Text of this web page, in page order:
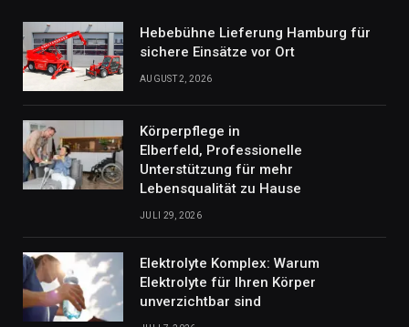
Hebebühne Lieferung Hamburg für
sichere Einsätze vor Ort
AUGUST 2, 2026
Körperpflege in
Elberfeld, Professionelle
Unterstützung für mehr
Lebensqualität zu Hause
JULI 29, 2026
Elektrolyte Komplex: Warum
Elektrolyte für Ihren Körper
unverzichtbar sind